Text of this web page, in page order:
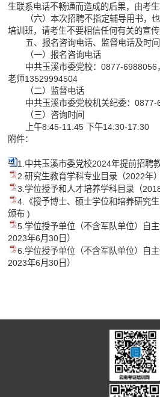
生联系电话不畅通而造成的后果，由考生
（六）本次招聘不指定辅导用书，
培训班，请考生不要相信任何有关的宣
五、报名咨询电话、监督电话及时间
（一）报名咨询电话
中共玉溪市委党校：0877-
老师13529994504
（二）监督电话
中共玉溪市委党校机关纪委：0877-
（三）咨询时间
上午8:45-11:45 下午14:30-17:30
附件：
1.中共玉溪市委党校2024年提前招聘
2.研究生教育学科专业目录（2022年）
3.学位授予和人才培养学科目录（
4.《授予博士、硕士学位和培养研究
颁布 )
5.学位授予单位（不含军队单位）自
2023年6月30日）
6.学位授予单位（不含军队单位）自
2023年6月30日）